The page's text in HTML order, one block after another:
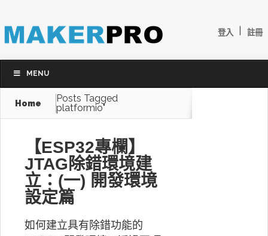
登入 註冊
MENU
Home
Posts Tagged
platformio"
【ESP32專欄】
JTAG除錯環境建
立：(一) 開發環境
設定篇
如何建立具有除錯功能的